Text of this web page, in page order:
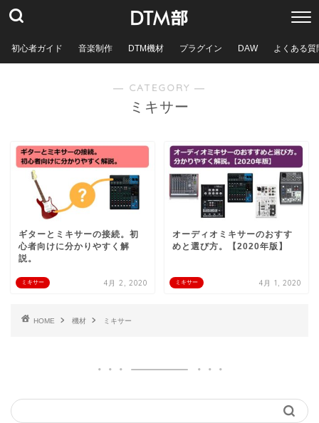
初心者ガイド 音楽制作 DTM機材 プラグイン DAW よくある質
― CATEGORY ―
ミキサー
ミキサー
ギターとミキサーの接続。初
心者向けに分かりやすく解
説。
4月 2, 2020 ミキサー
オーディオミキサーのおすす
めと選び方。【2020年版】
4月 1, 2020
HOME 機材 ミキサー